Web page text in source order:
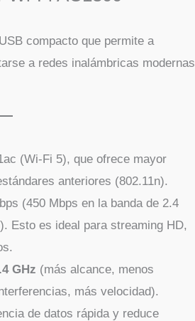
compacto que permite a
a redes inalámbricas modernas
(Wi-Fi 5), que ofrece mayor
anteriores (802.11n).
(450 Mbps en la banda de 2.4
Esto es ideal para streaming HD,
GHz (más alcance, menos
más velocidad).
de datos rápida y reduce